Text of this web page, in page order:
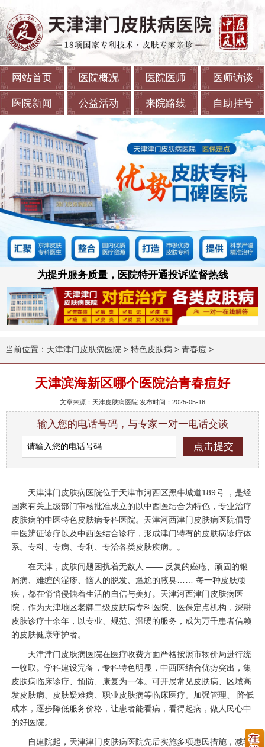
网站首页 医院概况 医院医师 医师访谈
医院新闻 公益活动 来院路线 自助挂号
为提升服务质量，医院特开通投诉监督热线
当前位置： 天津津门皮肤病医院 > 特色皮肤病 > 青春痘 >
天津滨海新区哪个医院治青春痘好
文章来源：天津皮肤病医院 发布时间：2025-05-16
输入您的电话号码，与专家一对一电话交谈
天津津门皮肤病医院位于天津市河西区黑牛城道189号 ，是经
国家有关上级部门审核批准成立的以中西医结合为特色，专业治疗
皮肤病的中医特色皮肤病专科医院。天津河西津门皮肤病医院倡导
中医辨证诊疗以及中西医结合诊疗，形成津门特有的皮肤病诊疗体
系。专科、专病、专利、专治各类皮肤疾病。。
在天津，皮肤问题困扰着无数人 —— 反复的痤疮、顽固的银
屑病、难缠的湿疹、恼人的脱发、尴尬的腋臭…… 每一种皮肤顽
疾，都在悄悄侵蚀着生活的自信与美好。天津河西津门皮肤病医
院，作为天津地区老牌二级皮肤病专科医院、医保定点机构，深耕
皮肤诊疗十余年，以专业、规范、温暖的服务，成为万千患者信赖
的皮肤健康守护者。
天津津门皮肤病医院在医疗收费方面严格按照市物价局进行统
一收取。学科建设完备，专科特色明显，中西医结合优势突出，集
皮肤病临床诊疗、预防、康复为一体。可开展常见皮肤病、区域高
发皮肤病、皮肤疑难病、职业皮肤病等临床医疗。加强管理、 降低
成本，逐步降低服务价格，让患者能看病，看得起病，做人民心中
的好医院。
自建院起，天津津门皮肤病医院先后实施多项惠民措施，减轻